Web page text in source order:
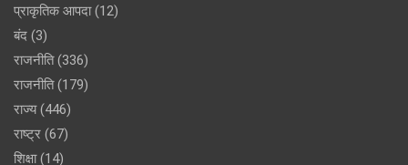
प्राकृतिक आपदा(12)
बंद (3)
राजनीति(336)
राजनीति(179)
राज्य(446)
राष्ट्र (67)
शिक्षा(14)